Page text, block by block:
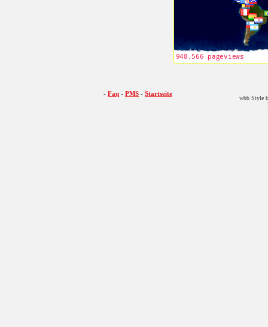
- Faq - PMS - Startseite
wbb Style